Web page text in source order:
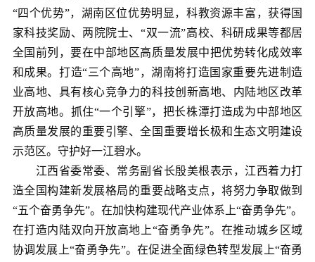
“四个优势”，湖南区位优势明显，科教资源丰富，获得国
家科技奖励、两院院士、“双一流”高校、科研成果等都居
全国前列，要在中部地区高质量发展中把优势转化成效率
和成果。打造“三个高地”，湖南将打造国家重要先进制造
业高地、具有核心竞争力的科技创新高地、内陆地区改革
开放高地。抓住“一个引擎”，把长株潭打造成为中部地区
高质量发展的重要引擎、全国重要增长极和生态文明建设
示范区。守护好一江碧水。
江西省委常委、常务副省长殷美根表示，江西着力打
造全国构建新发展格局的重要战略支点，将努力争取做到
“五个奋勇争先”。在加快构建现代产业体系上“奋勇争先”。
在打造内陆双向开放高地上“奋勇争先”。在推动城乡区域
协调发展上“奋勇争先”。在促进全面绿色转型发展上“奋勇